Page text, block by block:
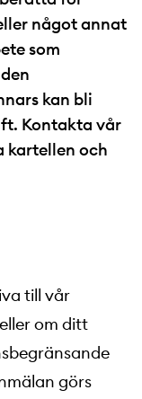
något annat
som
kan bli
Kontakta vår
kartellen och
till vår
om ditt
görs